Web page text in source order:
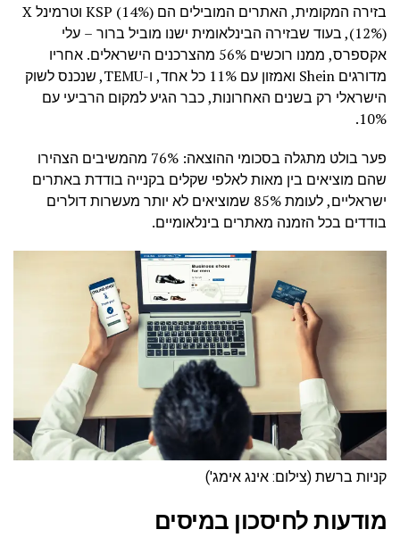
בזירה המקומית, האתרים המובילים הם KSP (14%) וטרמינל X
(12%), בעוד שבזירה הבינלאומית ישנו מוביל ברור – עלי
אקספרס, ממנו רוכשים 56% מהצרכנים הישראלים. אחריו
מדורגים Shein ואמזון עם 11% כל אחד, ו-TEMU, שנכנס לשוק
הישראלי רק בשנים האחרונות, כבר הגיע למקום הרביעי עם
10%.
פער בולט מתגלה בסכומי ההוצאה: 76% מהמשיבים הצהירו
שהם מוציאים בין מאות לאלפי שקלים בקנייה בודדת באתרים
ישראליים, לעומת 85% שמוציאים לא יותר מעשרות דולרים
בודדים בכל הזמנה מאתרים בינלאומיים.
קניות ברשת (צילום: אינג אימג')
מודעות לחיסכון במיסים